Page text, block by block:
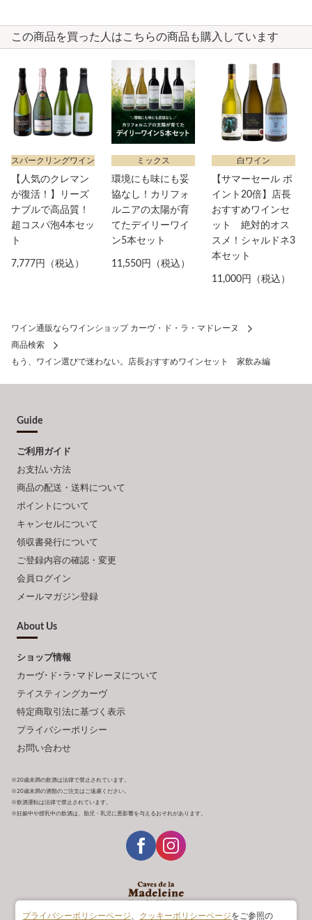
この商品を買った人はこちらの商品も購入しています
スパークリングワイン
【人気のクレマン
が復活！】リーズ
ナブルで高品質！
超コスパ泡4本セッ
ト
7,777円（税込）
ミックス
環境にも味にも妥
協なし！カリフォ
ルニアの太陽が育
てたデイリーワイ
ン5本セット
11,550円（税込）
白ワイン
【サマーセール ポ
イント20倍】店長
おすすめワインセ
ット 絶対的オス
スメ！シャルドネ3
本セット
11,000円（税込）
ワイン通販ならワインショップ カーヴ・ド・ラ・マドレーヌ
商品検索
もう、ワイン選びで迷わない。店長おすすめワインセット 家飲み編
Guide
ご利用ガイド
お支払い方法
商品の配送・送料について
ポイントについて
キャンセルについて
領収書発行について
ご登録内容の確認・変更
会員ログイン
メールマガジン登録
About Us
ショップ情報
カーヴ･ド･ラ･マドレーヌについて
テイスティングカーヴ
特定商取引法に基づく表示
プライバシーポリシー
お問い合わせ
※20歳未満の飲酒は法律で禁止されています。
※20歳未満の酒類のご注文はご遠慮ください。
※飲酒運転は法律で禁止されています。
※妊娠中や授乳中の飲酒は、胎児・乳児に悪影響を与えるおそれがあります。
プライバシーポリシーページ クッキーポリシーページをご参照の